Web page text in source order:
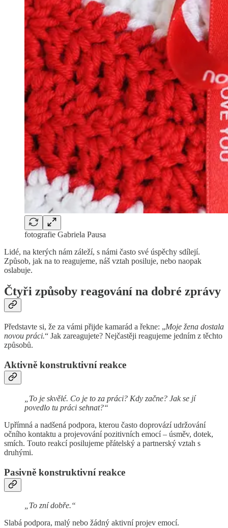
fotografie Gabriela Pausa
Lidé, na kterých nám záleží, s námi často své úspěchy sdílejí.
Způsob, jak na to reagujeme, náš vztah posiluje, nebo naopak
oslabuje.
Čtyři způsoby reagování na dobré zprávy
Představte si, že za vámi přijde kamarád a řekne: „Moje žena dostala
novou práci.“ Jak zareagujete? Nejčastěji reagujeme jedním z těchto
způsobů.
Aktivně konstruktivní reakce
„To je skvělé. Co je to za práci? Kdy začne? Jak se jí
povedlo tu práci sehnat?“
Upřímná a nadšená podpora, kterou často doprovází udržování
očního kontaktu a projevování pozitivních emocí – úsměv, dotek,
smích. Touto reakcí posilujeme přátelský a partnerský vztah s
druhými.
Pasivně konstruktivní reakce
„To zní dobře.“
Slabá podpora, malý nebo žádný aktivní projev emocí.